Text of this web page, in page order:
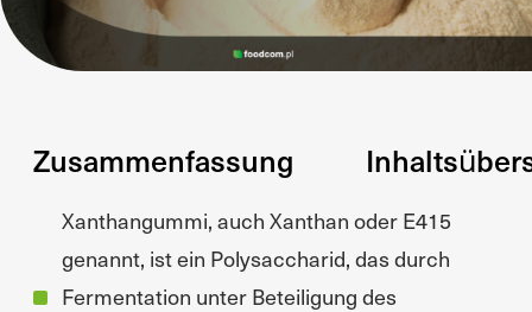
Zusammenfassung
Xanthangummi, auch Xanthan oder E415
genannt, ist ein Polysaccharid, das durch
Fermentation unter Beteiligung des